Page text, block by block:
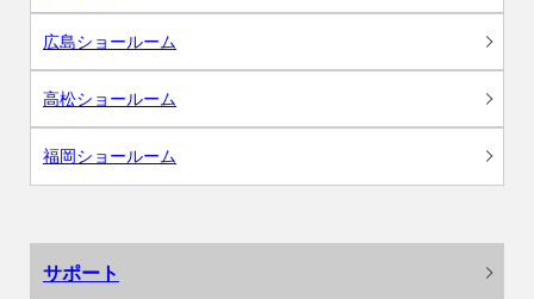
広島ショールーム
高松ショールーム
福岡ショールーム
サポート